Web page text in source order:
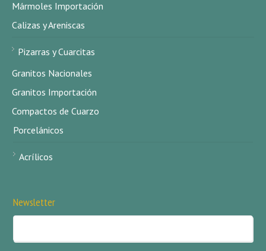
Mármoles Importación
Calizas y Areniscas
Pizarras y Cuarcitas
Granitos Nacionales
Granitos Importación
Compactos de Cuarzo
Porcelánicos
Acrílicos
Newsletter